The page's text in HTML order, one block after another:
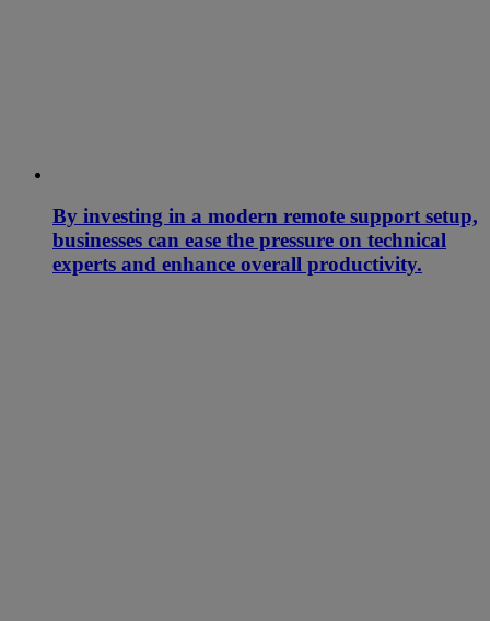
By investing in a modern remote support setup,
businesses can ease the pressure on technical
experts and enhance overall productivity.